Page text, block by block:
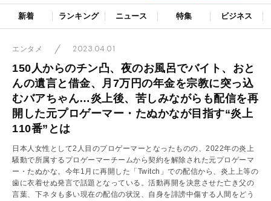
新着 ランキング ニュース 特集 ビジネス
エンタメ 2023.04.01
150人からのチン凸、夜のお風呂でバイト、おと
んの遺言と借金、月7万円の年金を宗教に突っ込
むバアちゃん…炎上後、苦しみながらも配信を再
開した元プロゲーマー・たぬかなが目指す“炎上
110番”とは
日本人女性として2人目のプロゲーマーとなったものの、2022年の炎上
騒動で所属するプロゲーマーチームから契約を解除された元プロゲーマ
ー・たぬかな。今年1月に再開した「Twitch」での配信から、炎上上等の
歯に衣着せぬ発言で話題となっている。活動再開を決意させた亡き父の
言葉、下ネタも多い現在の配信の状況、自身を誹謗中傷する人間をどう